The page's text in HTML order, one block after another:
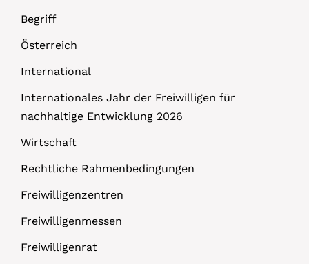
Begriff
Österreich
International
Internationales Jahr der Freiwilligen für
nachhaltige Entwicklung 2026
Wirtschaft
Rechtliche Rahmenbedingungen
Freiwilligenzentren
Freiwilligenmessen
Freiwilligenrat